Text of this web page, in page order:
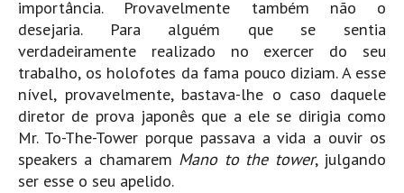
importância. Provavelmente também não o
desejaria. Para alguém que se sentia
verdadeiramente realizado no exercer do seu
trabalho, os holofotes da fama pouco diziam. A esse
nível, provavelmente, bastava-lhe o caso daquele
diretor de prova japonês que a ele se dirigia como
Mr. To-The-Tower porque passava a vida a ouvir os
speakers a chamarem Mano to the tower, julgando
ser esse o seu apelido.